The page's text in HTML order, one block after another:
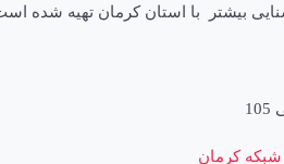
بیشتر با استان کرمان تهیه شده
کرمان